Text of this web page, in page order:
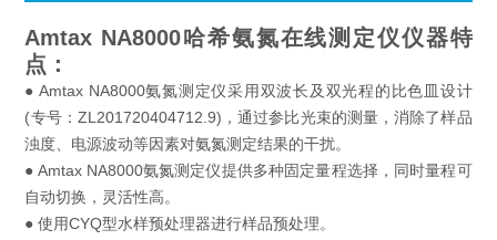
Amtax NA8000哈希氨氮在线测定仪仪器特
点：
● Amtax NA8000氨氮测定仪采用双波长及双光程的比色皿设计
(专号：ZL201720404712.9)，通过参比光束的测量，消除了样品
浊度、电源波动等因素对氨氮测定结果的干扰。
● Amtax NA8000氨氮测定仪提供多种固定量程选择，同时量程可
自动切换，灵活性高。
● 使用CYQ型水样预处理器进行样品预处理。